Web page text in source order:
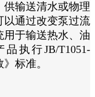
输送清水或物理
以通过改变泵过流
于输送热水、油
执行JB/T1051-
标准。